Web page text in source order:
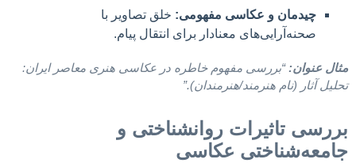
چیدمان و عکاسی مفهومی: خلق تصاویر با
صحنه‌آرایی‌های معنادار برای انتقال پیام.
مثال عنوان: “بررسی مفهوم خاطره در عکاسی هنری معاصر ایران:
تحلیل آثار (نام هنرمند/هنرمندان).”
بررسی تاثیرات روانشناختی و
جامعه‌شناختی عکاسی